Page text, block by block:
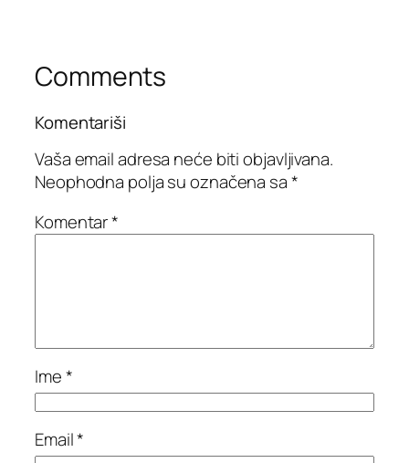
Comments
Komentariši
Vaša email adresa neće biti objavljivana.
Neophodna polja su označena sa*
Komentar*
Ime*
Email*